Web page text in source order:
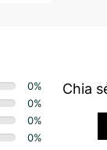
0%
0%
0%
0%
Chia